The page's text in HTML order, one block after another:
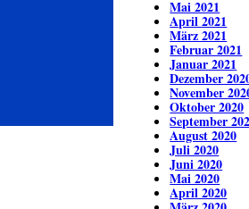
Mai 2021
April 2021
März 2021
Februar 2021
Januar 2021
Dezember
November
Oktober 2020
September
August 2020
Juli 2020
Juni 2020
Mai 2020
April 2020